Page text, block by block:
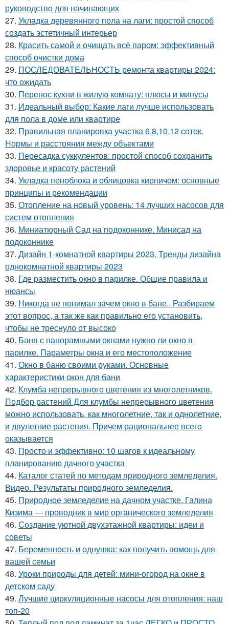
руководство для начинающих
27. Укладка деревянного пола на лаги: простой способ
создать эстетичный интерьер
28. Красить самой и очищать всё паром: эффективный
способ очистки дома
29. ПОСЛЕДОВАТЕЛЬНОСТЬ ремонта квартиры 2024:
что ожидать
30. Перенос кухни в жилую комнату: плюсы и минусы
31. Идеальный выбор: Какие лаги лучше использовать
для пола в доме или квартире
32. Правильная планировка участка 6,8,10,12 соток.
Нормы и расстояния между объектами
33. Пересадка суккулентов: простой способ сохранить
здоровье и красоту растений
34. Укладка пеноблока и облицовка кирпичом: основные
принципы и рекомендации
35. Отопление на новый уровень: 14 лучших насосов для
систем отопления
36. Миниатюрный Сад на подоконнике. Минисад на
подоконнике
37. Дизайн 1-комнатной квартиры 2023. Тренды дизайна
однокомнатной квартиры 2023
38. Где разместить окно в парилке. Общие правила и
нюансы
39. Никогда не понимал зачем окно в бане.. Разбираем
этот вопрос, а так же как правильно его установить,
чтобы не треснуло от высоко
40. Баня с панорамными окнами нужно ли окно в
парилке. Параметры окна и его местоположение
41. Окно в баню своими руками. Основные
характеристики окон для бани
42. Клумба непрерывного цветения из многолетников.
Подбор растений Для клумбы непрерывного цветения
можно использовать, как многолетние, так и однолетние,
и двулетние растения. Причем рациональнее всего
оказывается
43. Просто и эффективно: 10 шагов к идеальному
планированию дачного участка
44. Каталог статей по методам природного земледелия.
Видео. Результаты природного земледелия.
45. Природное земледелие на дачном участке. Галина
Кизима — проводник в мир органического земледелия
46. Создание уютной двухэтажной квартиры: идеи и
советы
47. Беременность и однушка: как получить помощь для
вашей семьи
48. Уроки природы для детей: мини-огород на окне в
детском саду
49. Лучшие циркуляционные насосы для отопления: наш
топ-20